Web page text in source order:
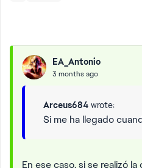
EA_Antonio
3 months ago
Arceus684 wrote:
Si me ha llegado
En ese caso, si se realizó